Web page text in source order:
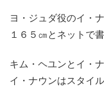
ヨ・ジュダ役のイ・
１６５㎝とネットで
キム・ヘユンとイ・
イ・ナウンはスタイル